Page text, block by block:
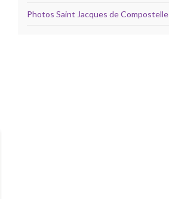
Photos Saint Jacques de Compostelle